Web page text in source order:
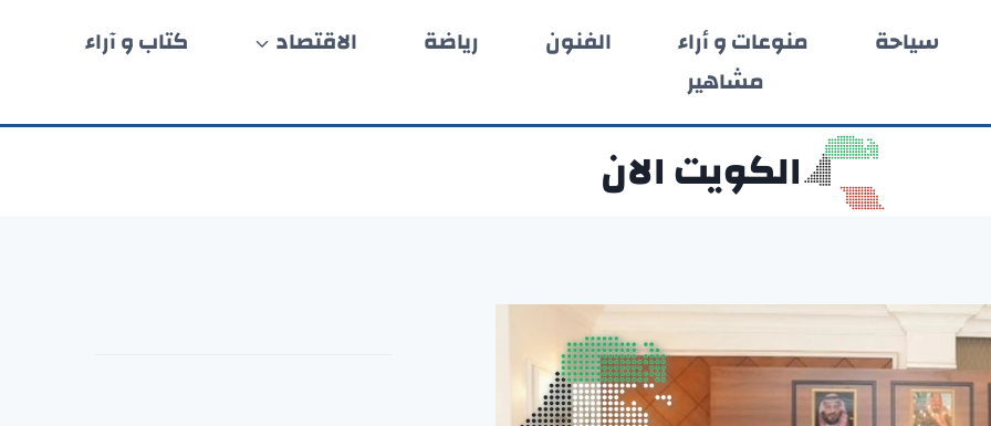
سياحة منوعات و أراء الفنون رياضة الاقتصاد
كتاب و آراء
مشاهير
الكويت الان